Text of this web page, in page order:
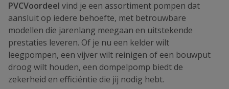
PVCVoordeel vind je een assortiment pompen dat
aansluit op iedere behoefte, met betrouwbare
modellen die jarenlang meegaan en uitstekende
prestaties leveren. Of je nu een kelder wilt
leegpompen, een vijver wilt reinigen of een bouwput
droog wilt houden, een dompelpomp biedt de
zekerheid en efficiëntie die jij nodig hebt.